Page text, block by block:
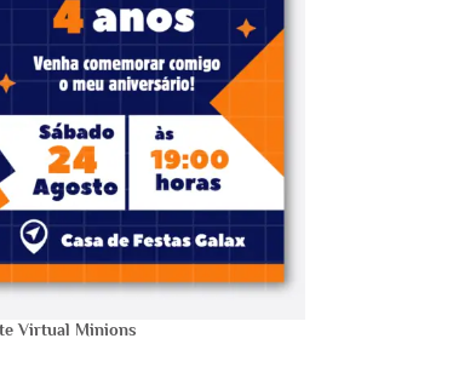
Virtual Minions